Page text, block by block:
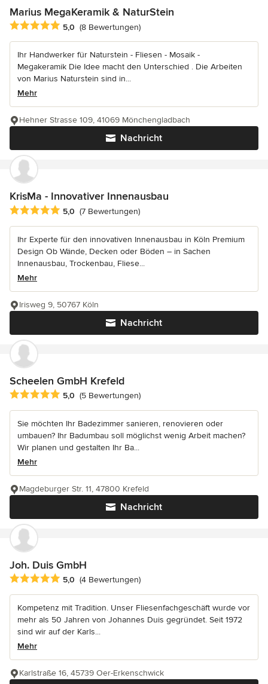
Marius MegaKeramik & NaturStein
Durchschnittliche Bewertung: 5 von 5 Sternen
5,0 (8 Bewertungen)
Ihr Handwerker für Naturstein - Fliesen - Mosaik -
Megakeramik Die Idee macht den Unterschied . Die Arbeiten
von Marius Naturstein sind in...
Mehr
Nachricht
Hehner Strasse 109, 41069 Mönchengladbach
KrisMa - Innovativer Innenausbau
Durchschnittliche Bewertung: 5 von 5 Sternen
5,0 (7 Bewertungen)
Ihr Experte für den innovativen Innenausbau in Köln Premium
Design Ob Wände, Decken oder Böden – in Sachen
Innenausbau, Trockenbau, Fliese...
Mehr
Nachricht
Irisweg 9, 50767 Köln
Scheelen GmbH Krefeld
Durchschnittliche Bewertung: 5 von 5 Sternen
5,0 (5 Bewertungen)
Sie möchten Ihr Badezimmer sanieren, renovieren oder
umbauen? Ihr Badumbau soll möglichst wenig Arbeit machen?
Wir planen und gestalten Ihr Ba...
Mehr
Nachricht
Magdeburger Str. 11, 47800 Krefeld
Joh. Duis GmbH
Durchschnittliche Bewertung: 5 von 5 Sternen
5,0 (4 Bewertungen)
Kompetenz mit Tradition. Unser Fliesenfachgeschäft wurde vor
mehr als 50 Jahren von Johannes Duis gegründet. Seit 1972
sind wir auf der Karls...
Mehr
Karlstraße 16, 45739 Oer-Erkenschwick